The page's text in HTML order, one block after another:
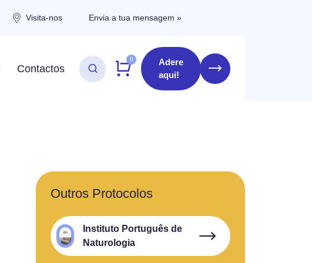
Visita-nos Envia a tua mensagem »
Contactos
0
Adere
aqui!
Outros Protocolos
Instituto Português de
Naturologia